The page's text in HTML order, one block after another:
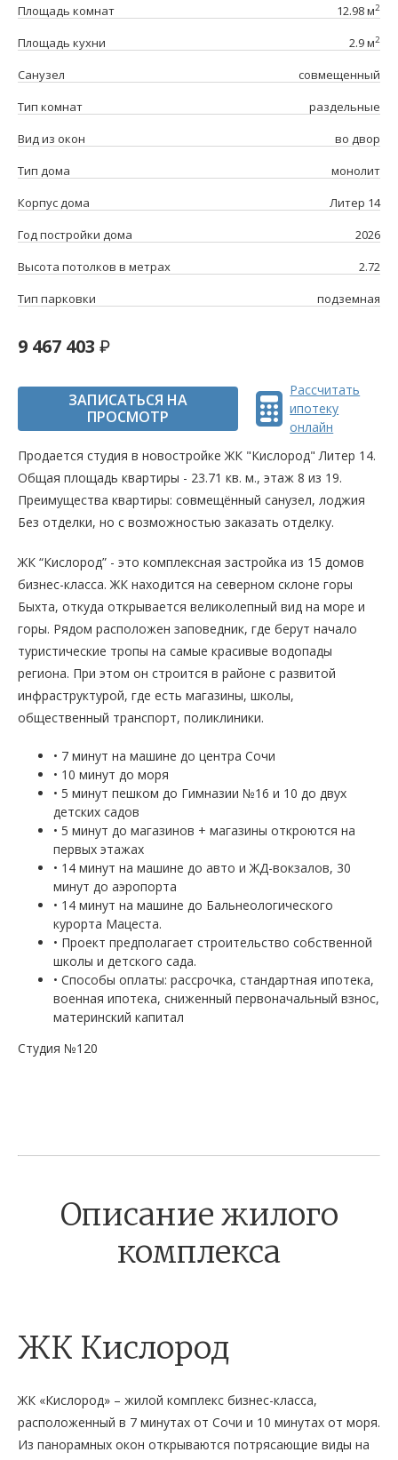
Площадь комнат 12.98 м2
Площадь кухни 2.9 м2
Санузел
совмещенный
Тип комнат
раздельные
Вид из окон
во двор
Тип дома
монолит
Корпус дома
Литер 14
Год постройки дома
2026
Высота потолков в метрах
2.72
Тип парковки
подземная
9 467 403
ЗАПИСАТЬСЯ НА
ПРОСМОТР
Рассчитать
ипотеку
онлайн
Продается студия в новостройке ЖК "Кислород" Литер 14.
Общая площадь квартиры - 23.71 кв. м., этаж 8 из 19.
Преимущества квартиры: совмещённый санузел, лоджия
Без отделки, но с возможностью заказать отделку.
ЖК “Кислород” - это комплексная застройка из 15 домов
бизнес-класса. ЖК находится на северном склоне горы
Быхта, откуда открывается великолепный вид на море и
горы. Рядом расположен заповедник, где берут начало
туристические тропы на самые красивые водопады
региона. При этом он строится в районе с развитой
инфраструктурой, где есть магазины, школы,
общественный транспорт, поликлиники.
• 7 минут на машине до центра Сочи
• 10 минут до моря
• 5 минут пешком до Гимназии №16 и 10 до двух
детских садов
• 5 минут до магазинов + магазины откроются на
первых этажах
• 14 минут на машине до авто и ЖД-вокзалов, 30
минут до аэропорта
• 14 минут на машине до Бальнеологического
курорта Мацеста.
• Проект предполагает строительство собственной
школы и детского сада.
• Способы оплаты: рассрочка, стандартная ипотека,
военная ипотека, сниженный первоначальный взнос,
материнский капитал
Студия №120
Описание жилого
комплекса
ЖК Кислород
ЖК «Кислород» – жилой комплекс бизнес-класса,
расположенный в 7 минутах от Сочи и 10 минутах от моря.
Из панорамных окон открываются потрясающие виды на